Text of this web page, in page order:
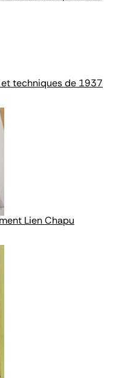
techniques de 1937
Lien Chapu